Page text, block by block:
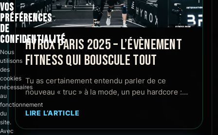
HYROX PARIS 2025 – L’ÉVÈNEMENT
FITNESS QUI BOUSCULE TOUT
Tu as certainement entendu parler de ce
nouveau « truc » à la mode, un peu hardcore :…
LIRE L’ARTICLE
VOS
PRÉFÉRENCES
DE
CONFIDENTIALITÉ
Nous
utilisons
des
cookies
nécessaires
au
fonctionnement
du
site.
Avec